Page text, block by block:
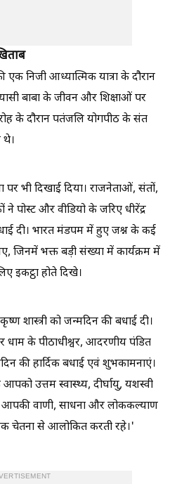
निजी आध्यात्मिक यात्रा के दौरान
बाबा के जीवन और शिक्षाओं पर
के दौरान पतंजलि योगपीठ के संत
पर भी दिखाई दिया। राजनेताओं, संतों,
पोस्ट और वीडियो के जरिए धीरेंद्र
दी। भारत मंडपम में हुए जश्न के कई
जिनमें भक्त बड़ी संख्या में कार्यक्रम में
इकट्ठा होते दिखे।
शास्त्री को जन्मदिन की बधाई दी।
धाम के पीठाधीश्वर, आदरणीय पंडित
की हार्दिक बधाई एवं शुभकामनाएं।
आपको उत्तम स्वास्थ्य, दीर्घायु, यशस्वी
वाणी, साधना और लोककल्याण
चेतना से आलोकित करती रहे।'